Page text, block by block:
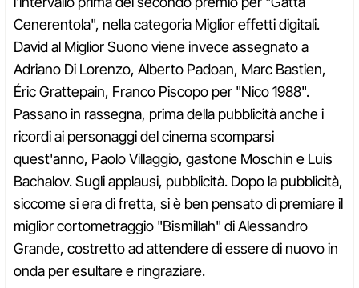
Cenerentola", nella categoria Miglior effetti digitali.
David al Miglior Suono viene invece assegnato a
Adriano Di Lorenzo, Alberto Padoan, Marc Bastien,
Éric Grattepain, Franco Piscopo per "Nico 1988".
Passano in rassegna, prima della pubblicità anche i
ricordi ai personaggi del cinema scomparsi
quest'anno, Paolo Villaggio, gastone Moschin e Luis
Bachalov. Sugli applausi, pubblicità. Dopo la pubblicità,
siccome si era di fretta, si è ben pensato di premiare il
miglior cortometraggio "Bismillah" di Alessandro
Grande, costretto ad attendere di essere di nuovo in
onda per esultare e ringraziare.